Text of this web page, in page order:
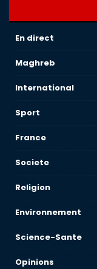
En direct
Maghreb
International
Sport
France
Societe
Religion
Environnement
Science-Sante
Opinions